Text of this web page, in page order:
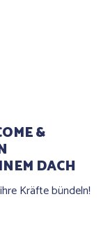
&
DACH
Kräfte bündeln!